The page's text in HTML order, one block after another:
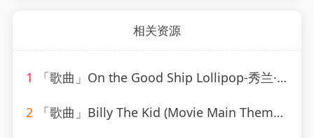
相关资源
1 「歌曲」On the Good Ship Lollipop-秀兰·邓波儿_20260806_093615
2 「歌曲」Billy The Kid (Movie Main Theme)-Western Movies — The 100 Ultimate Movie Soundtrack Themes